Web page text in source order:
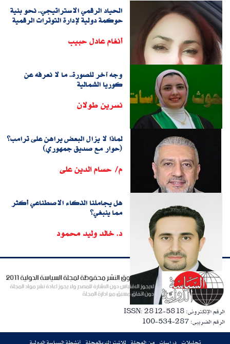
الحياد الرقمي الاستراتيجي.. نحو بنية
حوكمة دولية لإدارة التوترات الرقمية
أنغام عادل حبيب
وجه آخر للصورة.. ما لا نعرفه عن
كوريا الشمالية
نسرين طولان
لماذا لا يزال البعض يراهن على ترامب؟
(حوار مع صديق جمهوري)
م/ حسام الدين على
هل يجاملنا الذكاء الاصطناعي أكثر
مما ينبغي؟
د. خالد وليد محمود
الرقم الإلكترونى: ISSN: 2812-5818
الرقم الضريبى: 287-534-100
تحليلات دراسات من المجلة للاشتراك بالمجلة أنشطة السياسة الدولية